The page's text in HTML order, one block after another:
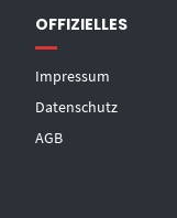
OFFIZIELLES
Impressum
Datenschutz
AGB